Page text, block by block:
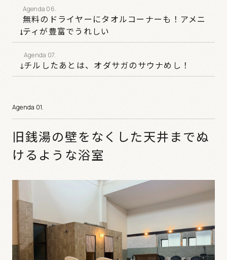
無料のドライヤーにタオルコーナーも！アメニ
ティが豊富でうれしい
チルしたあとは、オダサガのサウナめし！
旧銭湯の壁をなくした天井までぬ
けるような浴室